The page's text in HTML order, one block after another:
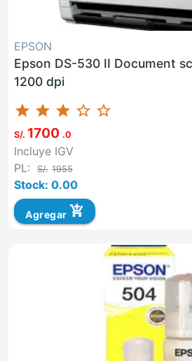
EPSON
Epson DS-530 II Document
1200 dpi
star star star star_border star_border
S/. 1700 .0
Incluye IGV
PL:
S/. 1955
Stock: 0.00
Agregar add_shopping_cart